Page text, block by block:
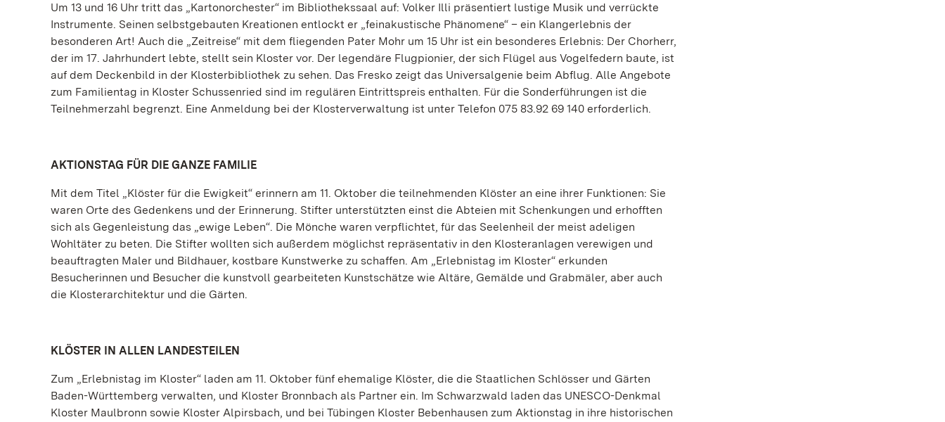
Um 13 und 16 Uhr tritt das „Kartonorchester“ im Bibliothekssaal auf: Volker Illi präsentiert lustige Musik und verrückte
Instrumente. Seinen selbstgebauten Kreationen entlockt er „feinakustische Phänomene“ – ein Klangerlebnis der
besonderen Art! Auch die „Zeitreise“ mit dem fliegenden Pater Mohr um 15 Uhr ist ein besonderes Erlebnis: Der Chorherr,
der im 17. Jahrhundert lebte, stellt sein Kloster vor. Der legendäre Flugpionier, der sich Flügel aus Vogelfedern baute, ist
auf dem Deckenbild in der Klosterbibliothek zu sehen. Das Fresko zeigt das Universalgenie beim Abflug. Alle Angebote
zum Familientag in Kloster Schussenried sind im regulären Eintrittspreis enthalten. Für die Sonderführungen ist die
Teilnehmerzahl begrenzt. Eine Anmeldung bei der Klosterverwaltung ist unter Telefon 075 83.92 69 140 erforderlich.
AKTIONSTAG FÜR DIE GANZE FAMILIE
Mit dem Titel „Klöster für die Ewigkeit“ erinnern am 11. Oktober die teilnehmenden Klöster an eine ihrer Funktionen: Sie
waren Orte des Gedenkens und der Erinnerung. Stifter unterstützten einst die Abteien mit Schenkungen und erhofften
sich als Gegenleistung das „ewige Leben“. Die Mönche waren verpflichtet, für das Seelenheil der meist adeligen
Wohltäter zu beten. Die Stifter wollten sich außerdem möglichst repräsentativ in den Klosteranlagen verewigen und
beauftragten Maler und Bildhauer, kostbare Kunstwerke zu schaffen. Am „Erlebnistag im Kloster“ erkunden
Besucherinnen und Besucher die kunstvoll gearbeiteten Kunstschätze wie Altäre, Gemälde und Grabmäler, aber auch
die Klosterarchitektur und die Gärten.
KLÖSTER IN ALLEN LANDESTEILEN
Zum „Erlebnistag im Kloster“ laden am 11. Oktober fünf ehemalige Klöster, die die Staatlichen Schlösser und Gärten
Baden-Württemberg verwalten, und Kloster Bronnbach als Partner ein. Im Schwarzwald laden das UNESCO-Denkmal
Kloster Maulbronn sowie Kloster Alpirsbach, und bei Tübingen Kloster Bebenhausen zum Aktionstag in ihre historischen